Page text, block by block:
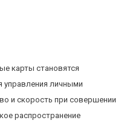
карты становятся
управления личными
и скорость при совершении
распространение